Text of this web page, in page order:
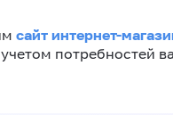
сайт интернет-
потребностей